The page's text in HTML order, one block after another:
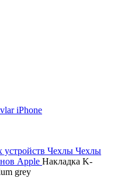
Чехлы Чехлы
Apple Накладка K-
grey